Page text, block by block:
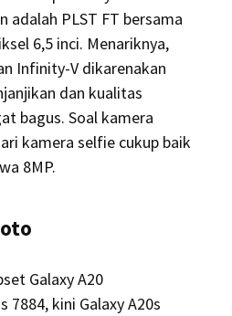
adalah PLST FT bersama
6,5 inci. Menariknya,
Infinity-V dikarenakan
dan kualitas
bagus. Soal kamera
kamera selfie cukup baik
8MP.
Galaxy A20
7884, kini Galaxy A20s